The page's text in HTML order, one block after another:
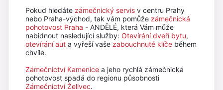
Pokud hledáte zámečnický servis v centru Prahy
nebo Praha-východ, tak vám pomůže zámečnická
pohotovost Praha - ANDĚLÉ, která Vám může
nabidnout nasledující služby: Otevírání dveří bytu,
otevírání aut a vyřeší vaše zabouchnuté klíče během
chvíle.
Zámečnictví Kamenice a jeho rychlá zámečnická
pohotovost spadá do regionu působnosti
Zámečnictví Želivec.